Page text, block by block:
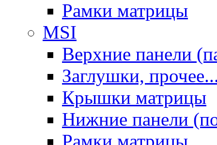
Рамки матрицы
MSI
Верхние панели
Заглушки,
Крышки матрицы
Нижние панели
Рамки матрицы